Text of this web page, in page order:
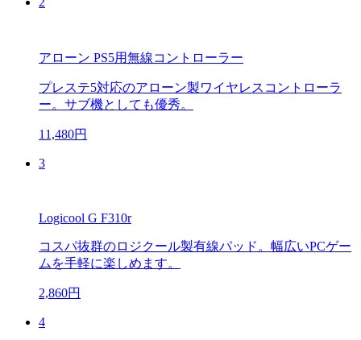
アローン PS5用無線コントローラー
プレステ5対応のアローン製ワイヤレスコントローラ
ー。サブ機としても優秀。
11,480円
3
Logicool G F310r
コスパ抜群のロジクール製有線パッド。幅広いPCゲー
ムを手軽に楽しめます。
2,860円
4